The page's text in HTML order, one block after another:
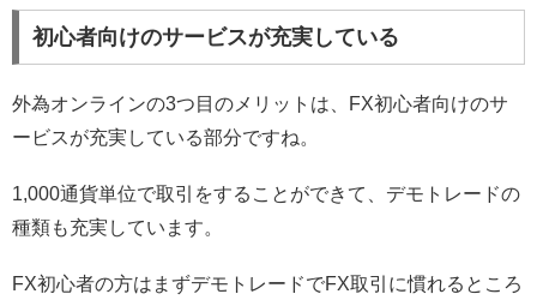
初心者向けのサービスが充実している
外為オンラインの3つ目のメリットは、FX初心者向けのサ
ービスが充実している部分ですね。
1,000通貨単位で取引をすることができて、デモトレードの
種類も充実しています。
FX初心者の方はまずデモトレードでFX取引に慣れるところ